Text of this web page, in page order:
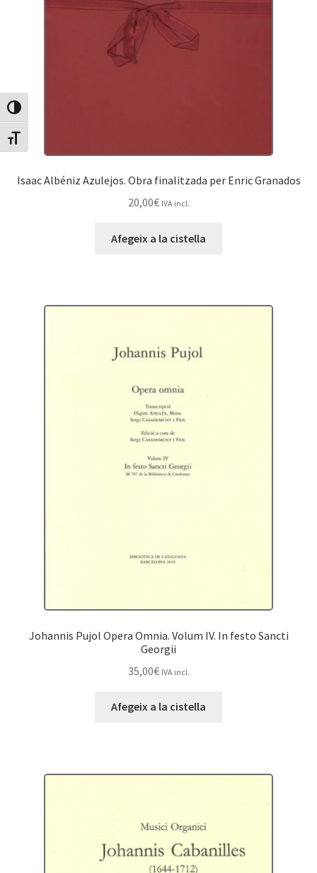
Canvia Alt Contrast
Canvia mida de lletra
Isaac Albéniz Azulejos. Obra finalitzada per Enric Granados
20,00€ IVA incl.
Afegeix a la cistella
Johannis Pujol Opera Omnia. Volum IV. In festo Sancti
Georgii
35,00€ IVA incl.
Afegeix a la cistella